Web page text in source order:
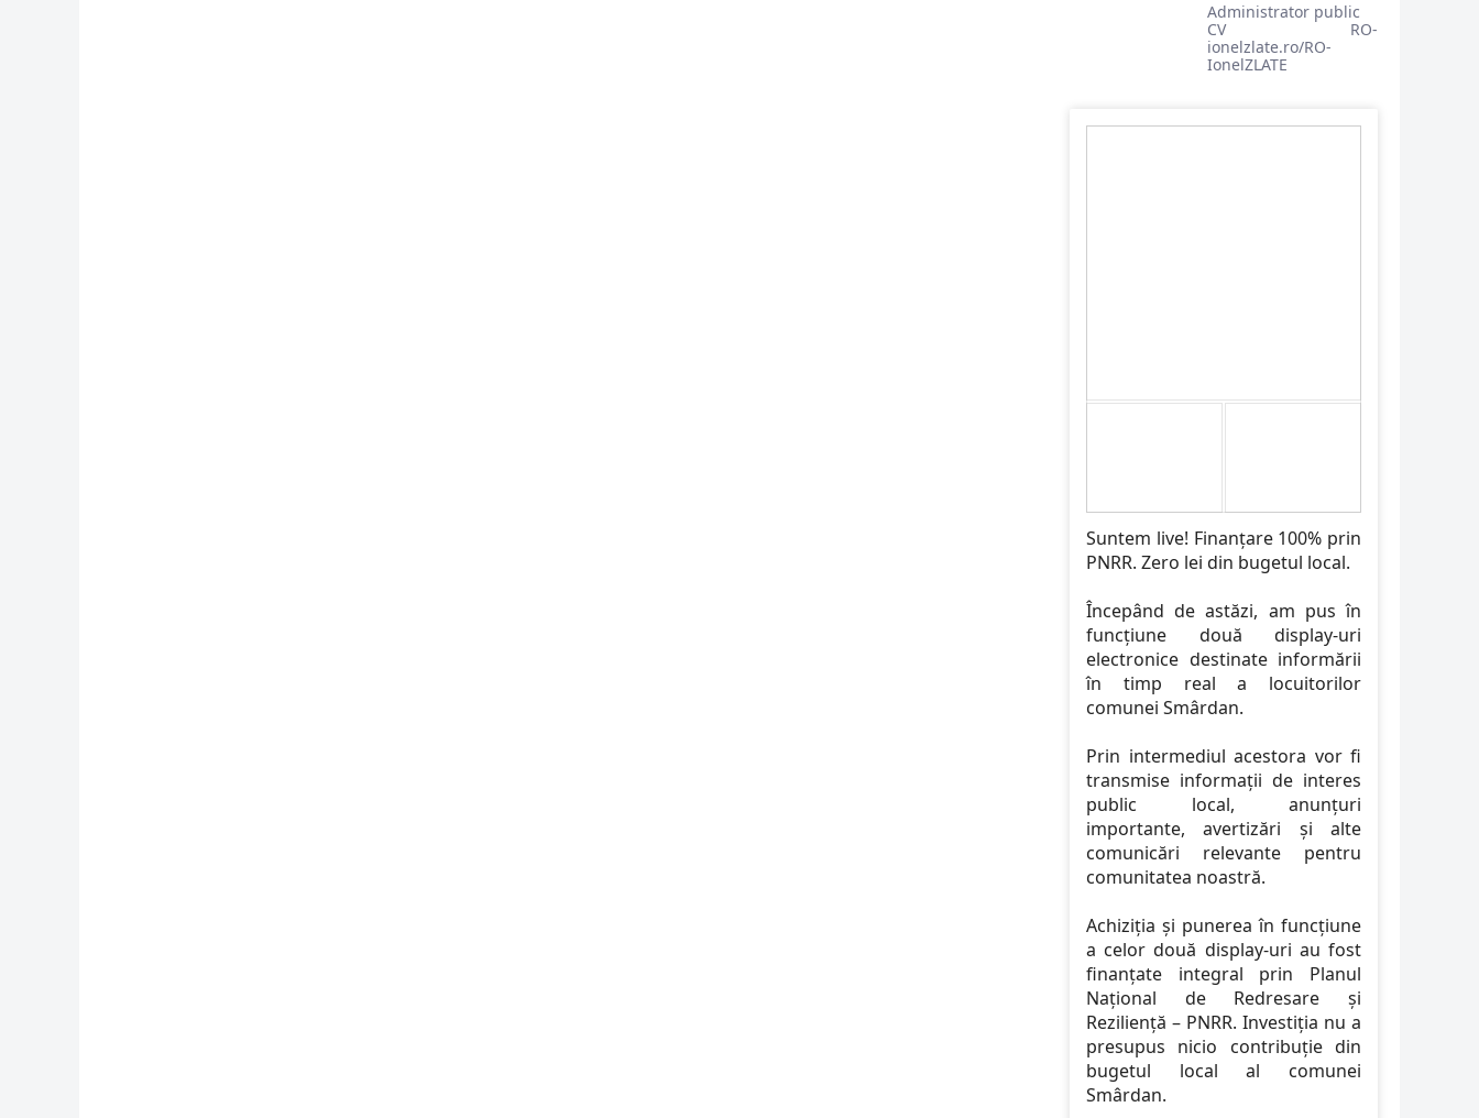
Administrator public
CV RO-
ionelzlate.ro/RO-
IonelZLATE
Suntem live! Finanțare 100% prin
PNRR. Zero lei din bugetul local.
Începând de astăzi, am pus în
funcțiune două display-uri
electronice destinate informării
în timp real a locuitorilor
comunei Smârdan.
Prin intermediul acestora vor fi
transmise informații de interes
public local, anunțuri
importante, avertizări și alte
comunicări relevante pentru
comunitatea noastră.
Achiziția și punerea în funcțiune
a celor două display-uri au fost
finanțate integral prin Planul
Național de Redresare și
Reziliență – PNRR. Investiția nu a
presupus nicio contribuție din
bugetul local al comunei
Smârdan.